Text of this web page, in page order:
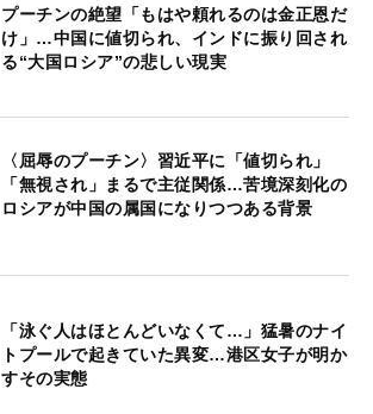
プーチンの絶望「もはや頼れるのは金正恩だ
け」…中国に値切られ、インドに振り回され
る“大国ロシア”の悲しい現実
〈屈辱のプーチン〉習近平に「値切られ」
「無視され」まるで主従関係…苦境深刻化の
ロシアが中国の属国になりつつある背景
「泳ぐ人はほとんどいなくて…」猛暑のナイ
トプールで起きていた異変…港区女子が明か
すその実態